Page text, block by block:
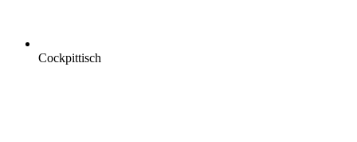
Cockpittisch